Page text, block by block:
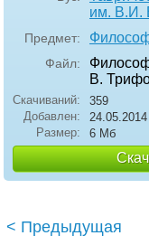
им. В.И.
Предмет:
Файл:
В.
Скачиваний:
359
Добавлен:
24.05.2014
Размер:
6 Мб
< Предыдущая